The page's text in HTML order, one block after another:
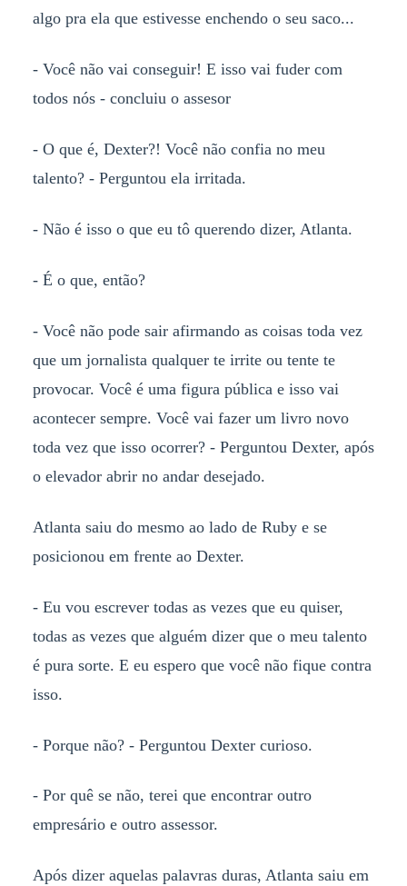
algo pra ela que estivesse enchendo o seu saco...
- Você não vai conseguir! E isso vai fuder com
todos nós - concluiu o assesor
- O que é, Dexter?! Você não confia no meu
talento? - Perguntou ela irritada.
- Não é isso o que eu tô querendo dizer, Atlanta.
- É o que, então?
- Você não pode sair afirmando as coisas toda vez
que um jornalista qualquer te irrite ou tente te
provocar. Você é uma figura pública e isso vai
acontecer sempre. Você vai fazer um livro novo
toda vez que isso ocorrer? - Perguntou Dexter, após
o elevador abrir no andar desejado.
Atlanta saiu do mesmo ao lado de Ruby e se
posicionou em frente ao Dexter.
- Eu vou escrever todas as vezes que eu quiser,
todas as vezes que alguém dizer que o meu talento
é pura sorte. E eu espero que você não fique contra
isso.
- Porque não? - Perguntou Dexter curioso.
- Por quê se não, terei que encontrar outro
empresário e outro assessor.
Após dizer aquelas palavras duras, Atlanta saiu em